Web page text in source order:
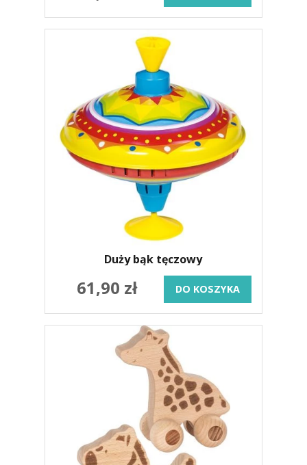
Duży bąk tęczowy
61,90 zł DO KOSZYKA